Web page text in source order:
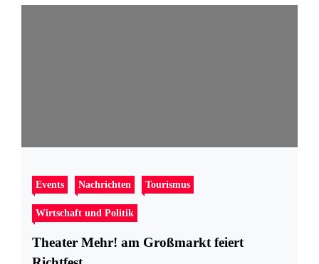
Events Nachrichten Tourismus
Wirtschaft und Politik
Theater Mehr! am Großmarkt feiert